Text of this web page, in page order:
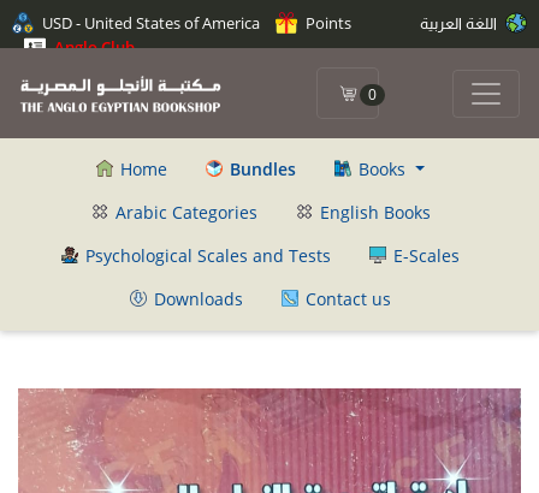
USD - United States of America
Points
Anglo Club
0
Home Bundles
Books
Arabic Categories
English Books
Psychological Scales and Tests
E-Scales
Downloads
Contact us